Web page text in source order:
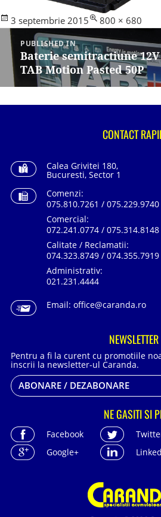
Posted
on
3 septembrie 2015
Full
800 × 680
Navigare
articole
PUBLISHED IN
Baterie semitractiune 12V
TAB Motion Pasted 50P
CONTACT
Calea Grivitei 180,
Bucuresti, Sector 1
Comenzi:
075.810.7261 / 075.229.9740
Comercial:
072.241.0774 / 075.314.8148
Calitate / Reclamatii:
074.323.8749 / 074.355.7919
Administrativ:
021.231.4444
Email: office@caranda.ro
NEWSLETTER
Pentru a fi la curent cu promotiile
inscrii la newsletter-ul Caranda.
ABONARE / DEZABONARE
NE GASITI SI
Facebook
Google+